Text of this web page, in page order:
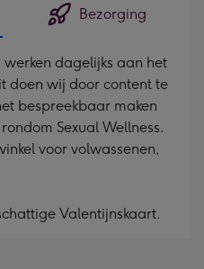
Bezorging
werken dagelijks aan het
doen wij door content te
bespreekbaar maken
Sexual Wellness.
voor volwassenen,
Valentijnskaart.